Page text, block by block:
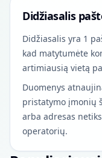
Didžiasalis
Didžiasalis yra 1
kad matytumėte
artimiausią vietą
Duomenys
pristatymo įmonių
arba adresas
operatorių.